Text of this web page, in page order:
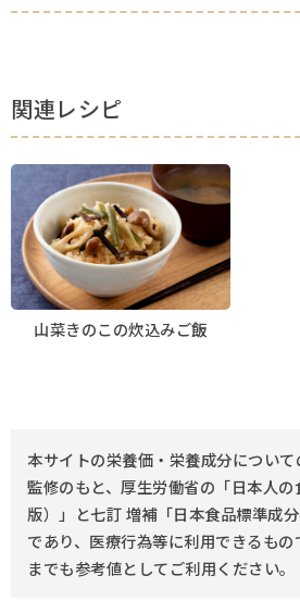
関連レシピ
山菜きのこの炊込みご飯
本サイトの栄養価・栄養成分につい
監修のもと、厚生労働省の「日本人
版）」と七訂 増補「日本食品標準成
であり、医療行為等に利用できるもの
までも参考値としてご利用ください。